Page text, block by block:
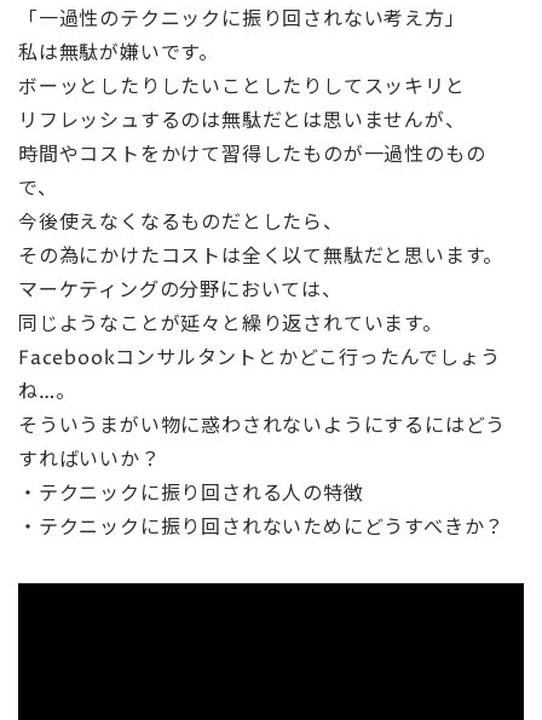
「一過性のテクニックに振り回されない考え方」
私は無駄が嫌いです。
ボーッとしたりしたいことしたりしてスッキリと
リフレッシュするのは無駄だとは思いませんが、
時間やコストをかけて習得したものが一過性のもの
で、
今後使えなくなるものだとしたら、
その為にかけたコストは全く以て無駄だと思います。
マーケティングの分野においては、
同じようなことが延々と繰り返されています。
Facebookコンサルタントとかどこ行ったんでしょう
ね…。
そういうまがい物に惑わされないようにするにはどう
すればいいか？
・テクニックに振り回される人の特徴
・テクニックに振り回されないためにどうすべきか？